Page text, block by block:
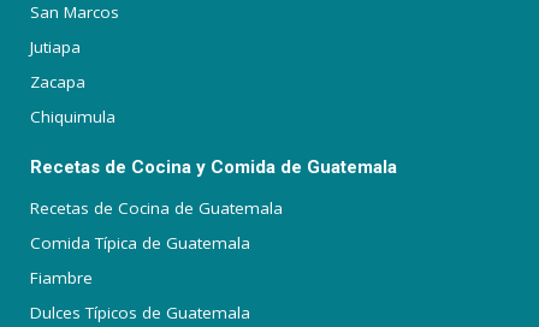
San Marcos
Jutiapa
Zacapa
Chiquimula
Recetas de Cocina y Comida de Guatemala
Recetas de Cocina de Guatemala
Comida Típica de Guatemala
Fiambre
Dulces Típicos de Guatemala